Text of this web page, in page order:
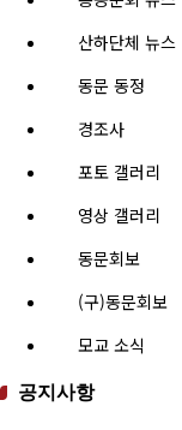
산하단체 뉴스
동문 동정
경조사
포토 갤러리
영상 갤러리
동문회보
(구)동문회보
모교 소식
공지사항